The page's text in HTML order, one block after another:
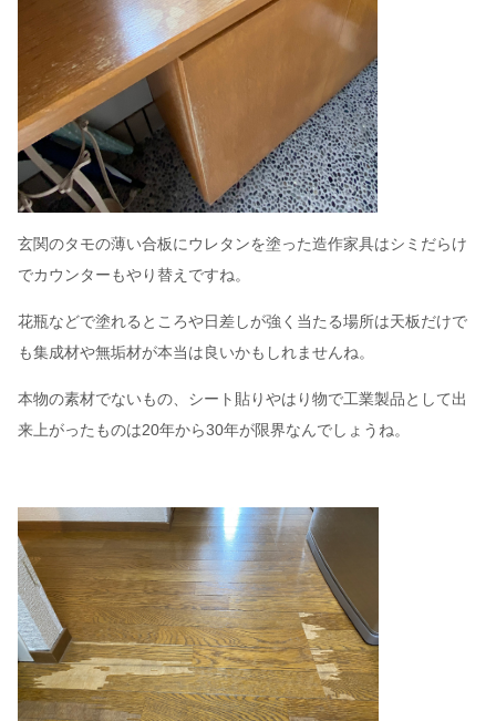
玄関のタモの薄い合板にウレタンを塗った造作家具はシミだらけ
でカウンターもやり替えですね。
花瓶などで塗れるところや日差しが強く当たる場所は天板だけで
も集成材や無垢材が本当は良いかもしれませんね。
本物の素材でないもの、シート貼りやはり物で工業製品として出
来上がったものは20年から30年が限界なんでしょうね。